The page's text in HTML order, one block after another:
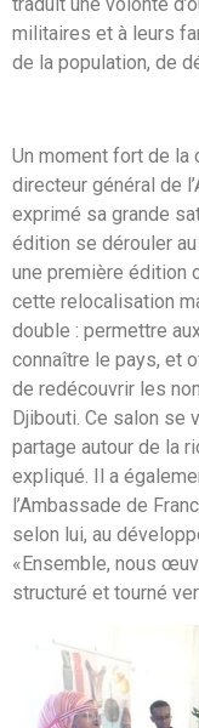
traduit une volonté
militaires et à leurs
de la population, de
Un moment fort de la
directeur général de
exprimé sa grande
édition se dérouler
une première édition
cette relocalisation
double : permettre
connaître le pays, et
de redécouvrir les
Djibouti. Ce salon se
partage autour de la
expliqué. Il a
l’Ambassade de
selon lui, au
«Ensemble, nous
structuré et tourné